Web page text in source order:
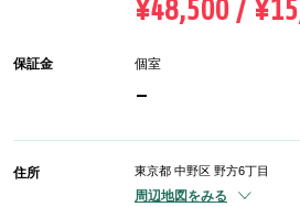
¥48,500 /
保証金 個室
-
住所 東京都 中野区 野方6丁目
周辺地図をみる